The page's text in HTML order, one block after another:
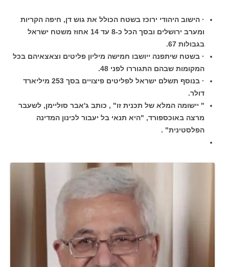
· הישוב היהודי ירוכז בשטח הכולל את גוש דן, חיפה הקריות
ומערב ירושלים ובסך הכל כ-8 עד 14 אחוז משטח ישראל
בגבולות 67.
· בשטח שיתפנה ייושבו חמישה מיליון פליטים וצאצאיהם בכל
המקומות שבהם התגוררו לפני 48.
· בנוסף תשלם ישראל לפליטים פיצויים בסך 253 מיליארד
דולר.
" יישומה המלא של תכנית זו" , כותב ג'אבר סוליימן, לשעבר
מרצה באוכספורד, "היא תנאי בל יעבור לכינון המדינה
הפלסטינית" .